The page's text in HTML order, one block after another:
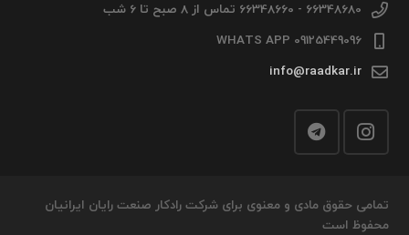
66348680 - 66348660 تماس از 8 صبح تا 6 شب
09125449096 WHATS APP
info@raadkar.ir
تمامی حقوق مادی و معنوی برای شرکت رادکار صنعت رایان ایرانیان
محفوظ است